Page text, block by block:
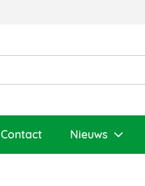
Contact Nieuws